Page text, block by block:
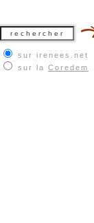
sur irenees.net
sur la Coredem